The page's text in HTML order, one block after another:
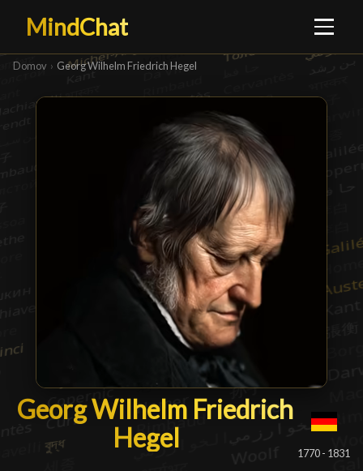
MindChat
Domov › Georg Wilhelm Friedrich Hegel
Georg Wilhelm Friedrich
Georg Wilhelm Friedrich
Hegel
1770 - 1831